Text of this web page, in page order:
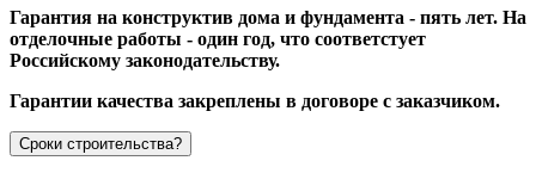
Гарантия на конструктив дома и фундамента - пять лет. На
отделочные работы - один год, что соответстует
Российскому законодательству.
Гарантии качества закреплены в договоре с заказчиком.
Сроки строительства?